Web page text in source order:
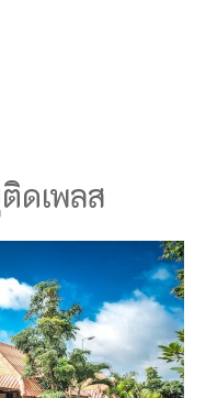
ดเพลส